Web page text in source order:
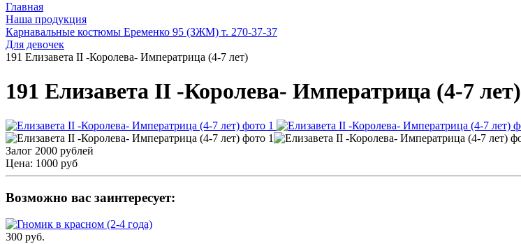
Главная
Наша продукция
Карнавальные костюмы Еременко 95 (ЗЖМ) т. 270-37-37
Для девочек
191 Елизавета II -Королева- Императрица (4-7 лет)
191 Елизавета II -Королева- Императрица (4-7 лет)
Залог 2000 рублей
Цена: 1000 руб
Возможно вас заинтересует:
300 руб.